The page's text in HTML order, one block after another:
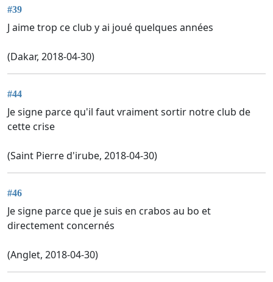
#39
J aime trop ce club y ai joué quelques années
(Dakar, 2018-04-30)
#44
Je signe parce qu'il faut vraiment sortir notre club de
cette crise
(Saint Pierre d'irube, 2018-04-30)
#46
Je signe parce que je suis en crabos au bo et
directement concernés
(Anglet, 2018-04-30)